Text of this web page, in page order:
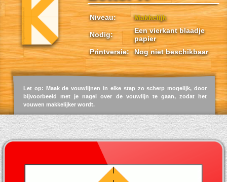
Niveau: Makkelijk
Nodig:
Een vierkant blaadje
papier
Printversie:
Nog niet beschikbaar
Let op: Maak de vouwlijnen in elke stap zo scherp mogelijk, door
bijvoorbeeld met je nagel over de vouwlijn te gaan, zodat het
vouwen makkelijker wordt.